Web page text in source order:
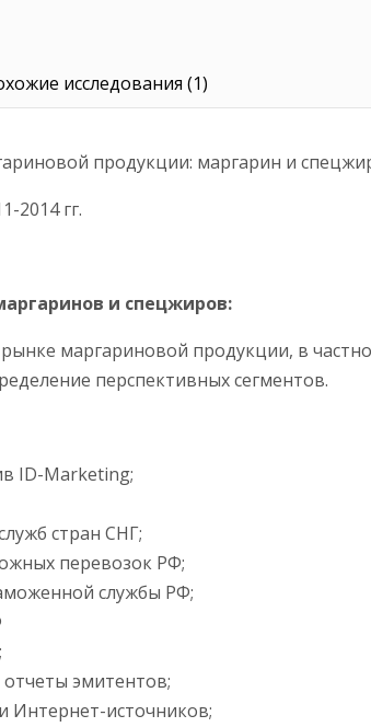
исследования (1)
продукции: маргарин и
2014 гг.
и спецжиров:
маргариновой продукции, в
перспективных сегментов.
ID-Marketing;
стран СНГ;
перевозок РФ;
службы РФ;
эмитентов;
Интернет-источников;